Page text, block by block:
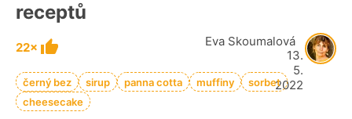
receptů
22×
Eva Skoumalová
13.
5.
2022
černý bez sirup panna cotta muffiny
sorbet
cheesecake